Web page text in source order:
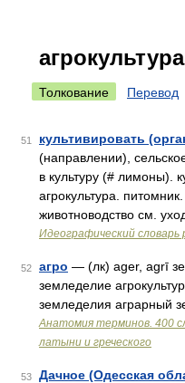
агрокультура
Толкование Перевод
51 культивировать
(направлении),
в культуру (# лимоны).
агрокультура.
животноводство см.
Идеографический словарь
52 агро — (лк) ager, agrī
земледелие
земледелия аграрный
Анатомия терминов. 400
латыни и греческого
53 Дачное (Одесская